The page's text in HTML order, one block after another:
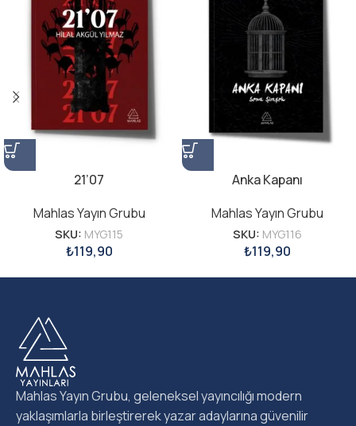
21’07
Mahlas Yayın Grubu
SKU: MYG115
₺119,90
Anka Kapanı
Mahlas Yayın Grubu
SKU: MYG116
₺119,90
Mahlas Yayın Grubu, geleneksel yayıncılığı modern
yaklaşımlarla birleştirerek yazar adaylarına güvenilir